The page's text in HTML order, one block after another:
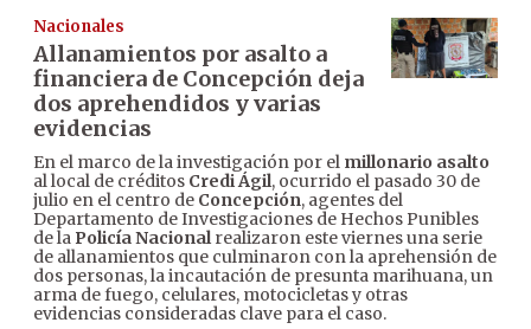
Nacionales
Allanamientos por asalto a
financiera de Concepción deja
dos aprehendidos y varias
evidencias
En el marco de la investigación por el millonario asalto
al local de créditos Credi Ágil, ocurrido el pasado 30 de
julio en el centro de Concepción, agentes del
Departamento de Investigaciones de Hechos Punibles
de la Policía Nacionalrealizaron este viernes una serie
de allanamientos que culminaron con la aprehensión de
dos personas, la incautación de presunta marihuana, un
arma de fuego, celulares, motocicletas y otras
evidencias consideradas clave para el caso.